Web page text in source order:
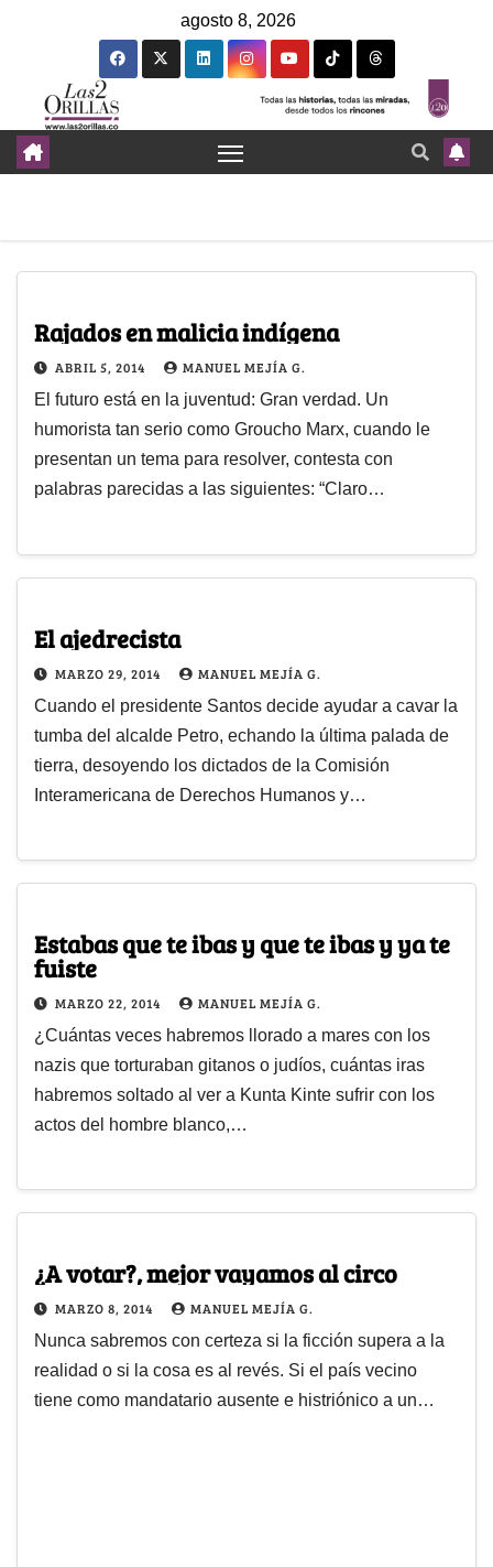
agosto 8, 2026
Rajados en malicia indígena
ABRIL 5, 2014 MANUEL MEJÍA G.
El futuro está en la juventud: Gran verdad. Un
humorista tan serio como Groucho Marx, cuando le
presentan un tema para resolver, contesta con
palabras parecidas a las siguientes: “Claro…
El ajedrecista
MARZO 29, 2014 MANUEL MEJÍA G.
Cuando el presidente Santos decide ayudar a cavar la
tumba del alcalde Petro, echando la última palada de
tierra, desoyendo los dictados de la Comisión
Interamericana de Derechos Humanos y…
Estabas que te ibas y que te ibas y ya te
fuiste
MARZO 22, 2014 MANUEL MEJÍA G.
¿Cuántas veces habremos llorado a mares con los
nazis que torturaban gitanos o judíos, cuántas iras
habremos soltado al ver a Kunta Kinte sufrir con los
actos del hombre blanco,…
¿A votar?, mejor vayamos al circo
MARZO 8, 2014 MANUEL MEJÍA G.
Nunca sabremos con certeza si la ficción supera a la
realidad o si la cosa es al revés. Si el país vecino
tiene como mandatario ausente e histriónico a un…